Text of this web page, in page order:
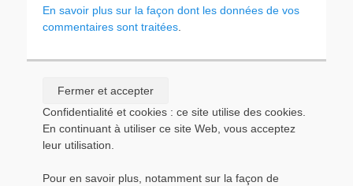
En savoir plus sur la façon dont les données de vos
commentaires sont traitées
Confidentialité et cookies : ce site utilise des cookies.
En continuant à utiliser ce site Web, vous acceptez
leur utilisation.
Pour en savoir plus, notamment sur la façon de